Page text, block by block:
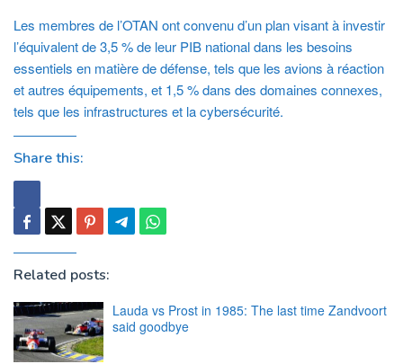
Les membres de l’OTAN ont convenu d’un plan visant à investir
l’équivalent de 3,5 % de leur PIB national dans les besoins
essentiels en matière de défense, tels que les avions à réaction
et autres équipements, et 1,5 % dans des domaines connexes,
tels que les infrastructures et la cybersécurité.
Share this:
Related posts:
Lauda vs Prost in 1985: The last time Zandvoort
said goodbye